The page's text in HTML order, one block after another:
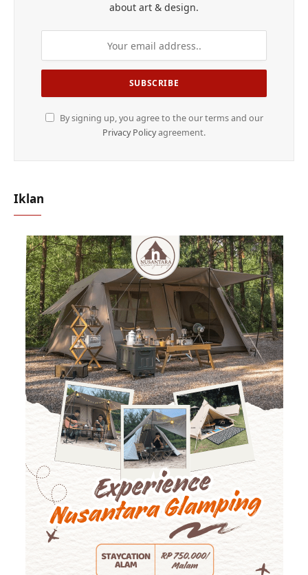
about art & design.
By signing up, you agree to the our terms and our
Privacy Policyagreement.
Iklan